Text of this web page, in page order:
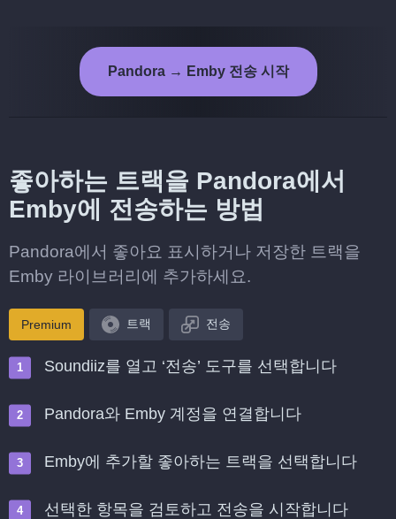
Pandora → Emby 전송 시작
좋아하는 트랙을 Pandora에서
Emby에 전송하는 방법
Pandora에서 좋아요 표시하거나 저장한 트랙을
Emby 라이브러리에 추가하세요.
Premium 트랙 전송
Soundiiz를 열고 ‘전송’ 도구를 선택합니다
Pandora와 Emby 계정을 연결합니다
Emby에 추가할 좋아하는 트랙을 선택합니다
선택한 항목을 검토하고 전송을 시작합니다